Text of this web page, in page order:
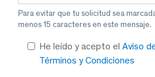
Para evitar que tu solicitud sea
menos 15 caracteres en este mensaje.
He leído y acepto el Aviso
Términos y Condiciones